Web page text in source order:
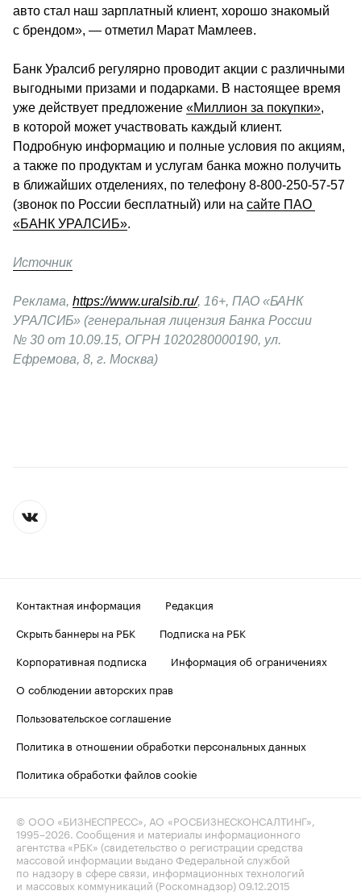
авто стал наш зарплатный клиент, хорошо знакомый
с брендом», — отметил Марат Мамлеев.
Банк Уралсиб регулярно проводит акции с различными
выгодными призами и подарками. В настоящее время
уже действует предложение «Миллион за покупки»,
в которой может участвовать каждый клиент.
Подробную информацию и полные условия по акциям,
а также по продуктам и услугам банка можно получить
в ближайших отделениях, по телефону 8-800-250-57-57
(звонок по России бесплатный) или на сайте ПАО
«БАНК УРАЛСИБ».
Источник
Реклама, https://www.uralsib.ru/, 16+, ПАО «БАНК
УРАЛСИБ» (генеральная лицензия Банка России
№ 30 от 10.09.15, ОГРН 1020280000190, ул.
Ефремова, 8, г. Москва)
Контактная информация
Редакция
Скрыть баннеры на РБК
Подписка на РБК
Корпоративная подписка
Информация об ограничениях
О соблюдении авторских прав
Пользовательское соглашение
Политика в отношении обработки персональных данных
Политика обработки файлов cookie
© ООО «БИЗНЕСПРЕСС», АО «РОСБИЗНЕСКОНСАЛТИНГ»,
1995–2026. Сообщения и материалы информационного
агентства «РБК» (свидетельство о регистрации средства
массовой информации выдано Федеральной службой
по надзору в сфере связи, информационных технологий
и массовых коммуникаций (Роскомнадзор) 09.12.2015